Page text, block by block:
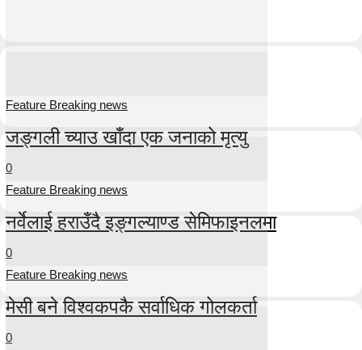
Feature Breaking news
जङ्गली च्याउ खाँदा एक जनाको मृत्यु
0
Feature Breaking news
नर्वेलाई हराउँदै इङ्गल्याण्ड सेमिफाइनलमा
0
Feature Breaking news
मेसी बने विश्वकपकै सर्वाधिक गोलकर्ता
0